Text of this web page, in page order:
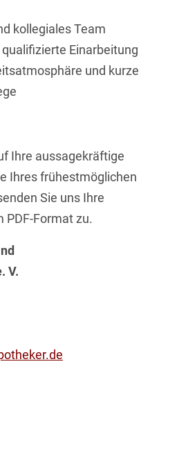
kollegiales Team
Einarbeitung
und kurze
Ihre aussagekräftige
Ihres frühestmöglichen
Sie uns Ihre
PDF-Format zu.
V.